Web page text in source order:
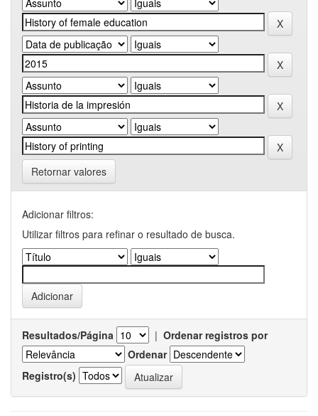
Retornar valores
Adicionar filtros:
Utilizar filtros para refinar o resultado de busca.
Resultados/Página | Ordenar registros por
Ordenar
Registro(s)